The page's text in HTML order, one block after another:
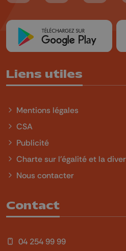
Liens utiles
Mentions légales
CSA
Publicité
Charte sur l'égalité et la
Nous contacter
Contact
04 254 99 99